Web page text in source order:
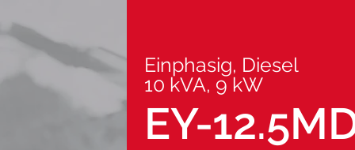
Einphasig, Diesel
10 kVA, 9 kW
EY-